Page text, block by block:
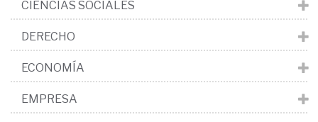
CIENCIAS SOCIALES
DERECHO
ECONOMÍA
EMPRESA